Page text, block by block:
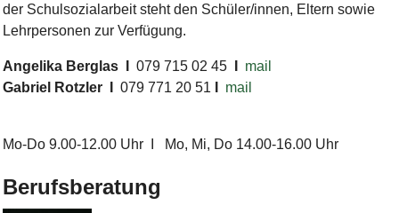
der Schulsozialarbeit steht den Schüler/innen, Eltern sowie
Lehrpersonen zur Verfügung.
Angelika Berglas I 079 715 02 45
mail
Gabriel Rotzler
079 771 20 51 mail
Mo-Do 9.00-12.00 Uhr I Mo, Mi, Do 14.00-16.00 Uhr
Berufsberatung